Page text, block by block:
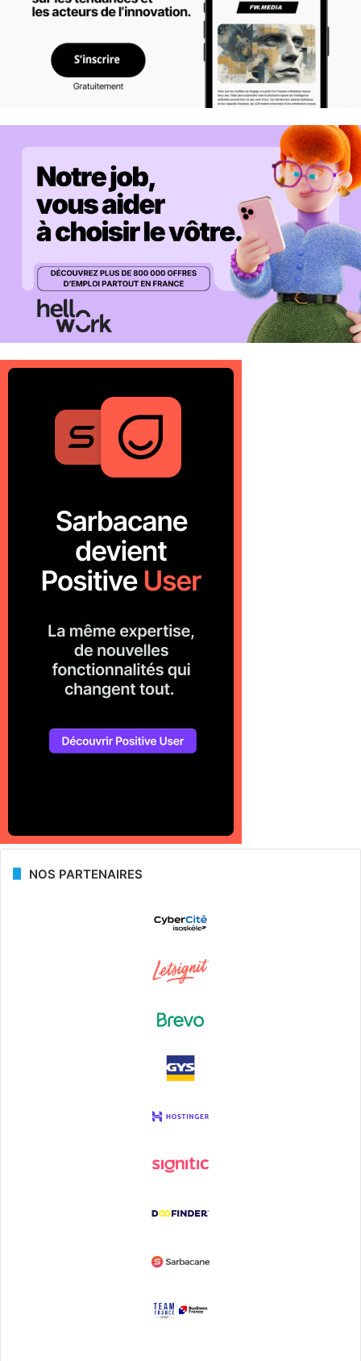
NOS PARTENAIRES